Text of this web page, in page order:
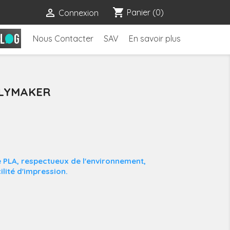
 Connexion shopping_cart Panier (0)
Nous Contacter SAV En savoir plus
respectueux de l'environnement,
d'impression.